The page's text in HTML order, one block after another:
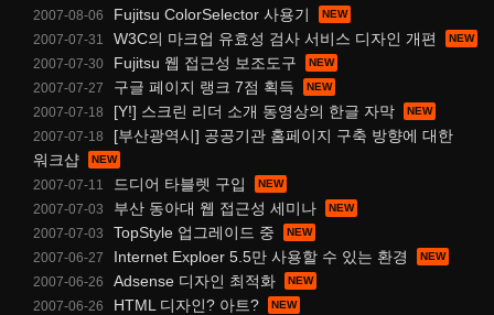
2007-08-06 Fujitsu ColorSelector 사용기
2007-07-31 W3C의 마크업 유효성 검사 서비스 디자인 개편
2007-07-30 Fujitsu 웹 접근성 보조도구
2007-07-27 구글 페이지 랭크 7점 획득
2007-07-18 [Y!] 스크린 리더 소개 동영상의 한글 자막
2007-07-18
[부산광역시] 공공기관 홈페이지 구축 방향에 대한
워크샵
2007-07-11 드디어 타블렛 구입
2007-07-03 부산 동아대 웹 접근성 세미나
2007-07-03 TopStyle 업그레이드 중
2007-06-27 Internet Exploer 5.5만 사용할 수 있는 환경
2007-06-26 Adsense 디자인 최적화
2007-06-26 HTML 디자인? 아트?